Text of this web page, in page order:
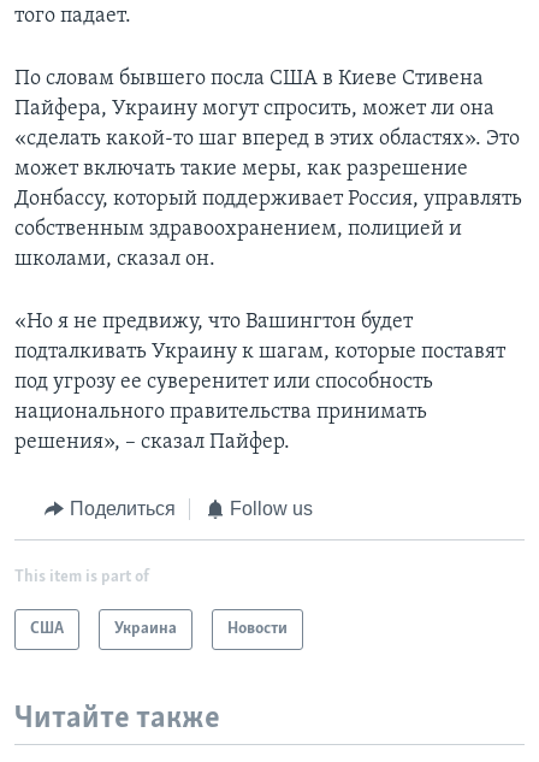
того падает.
По словам бывшего посла США в Киеве Стивена
Пайфера, Украину могут спросить, может ли она
«сделать какой-то шаг вперед в этих областях». Это
может включать такие меры, как разрешение
Донбассу, который поддерживает Россия, управлять
собственным здравоохранением, полицией и
школами, сказал он.
«Но я не предвижу, что Вашингтон будет
подталкивать Украину к шагам, которые поставят
под угрозу ее суверенитет или способность
национального правительства принимать
решения», – сказал Пайфер.
Поделиться Follow us
This item is part of
США Украина Новости
Читайте также